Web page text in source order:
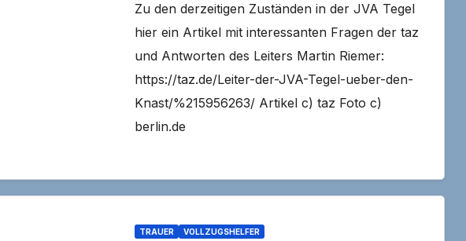
Zu den derzeitigen Zuständen in der JVA Tegel
hier ein Artikel mit interessanten Fragen der taz
und Antworten des Leiters Martin Riemer:
https://taz.de/Leiter-der-JVA-Tegel-ueber-den-
Knast/%215956263/ Artikel c) taz Foto c)
berlin.de
TRAUER VOLLZUGSHELFER